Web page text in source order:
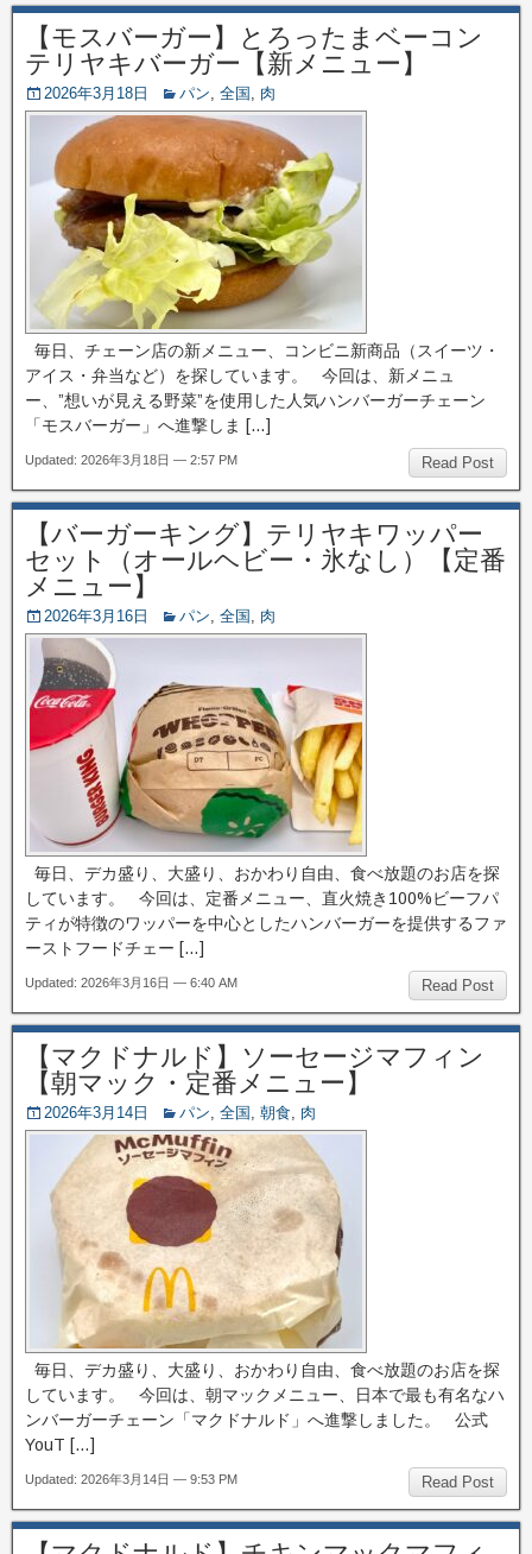
【モスバーガー】とろったまベーコン
テリヤキバーガー【新メニュー】
2026年3月18日 パン, 全国 , 肉
毎日、チェーン店の新メニュー、コンビニ新商品（スイーツ・
アイス・弁当など）を探しています。 今回は、新メニュ
ー、”想いが見える野菜”を使用した人気ハンバーガーチェーン
「モスバーガー」へ進撃しま […]
Read Post
Updated: 2026年3月18日 — 2:57 PM
【バーガーキング】テリヤキワッパー
セット（オールヘビー・氷なし）【定番
メニュー】
2026年3月16日 パン, 全国 , 肉
毎日、デカ盛り、大盛り、おかわり自由、食べ放題のお店を探
しています。 今回は、定番メニュー、直火焼き100%ビーフパ
ティが特徴のワッパーを中心としたハンバーガーを提供するファ
ーストフードチェー […]
Read Post
Updated: 2026年3月16日 — 6:40 AM
【マクドナルド】ソーセージマフィン
【朝マック・定番メニュー】
2026年3月14日 パン, 全国 , 朝食, 肉
毎日、デカ盛り、大盛り、おかわり自由、食べ放題のお店を探
しています。 今回は、朝マックメニュー、日本で最も有名なハ
ンバーガーチェーン「マクドナルド」へ進撃しました。 公式
YouT […]
Read Post
Updated: 2026年3月14日 — 9:53 PM